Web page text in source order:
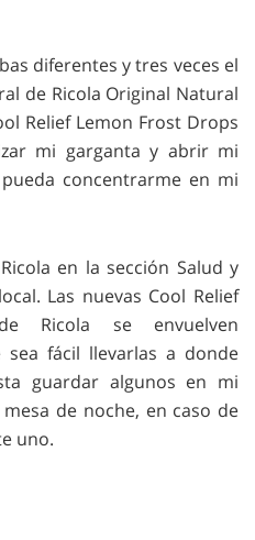
diferentes y tres veces el
de Ricola Original Natural
Relief Lemon Frost Drops
mi garganta y abrir mi
concentrarme en mi
en la sección Salud y
Las nuevas Cool Relief
Ricola se envuelven
fácil llevarlas a donde
guardar algunos en mi
de noche, en caso de
uno.